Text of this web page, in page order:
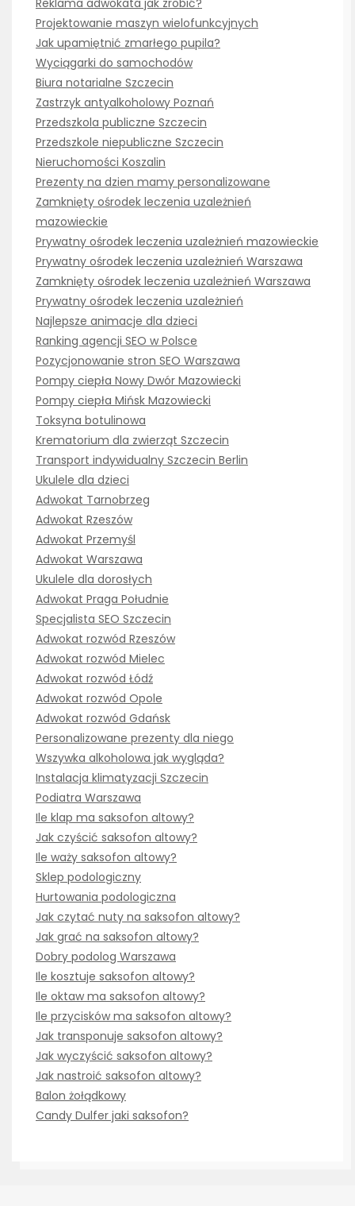
Reklama adwokata jak zrobić?
Projektowanie maszyn wielofunkcyjnych
Jak upamiętnić zmarłego pupila?
Wyciągarki do samochodów
Biura notarialne Szczecin
Zastrzyk antyalkoholowy Poznań
Przedszkola publiczne Szczecin
Przedszkole niepubliczne Szczecin
Nieruchomości Koszalin
Prezenty na dzien mamy personalizowane
Zamknięty ośrodek leczenia uzależnień
mazowieckie
Prywatny ośrodek leczenia uzależnień mazowieckie
Prywatny ośrodek leczenia uzależnień Warszawa
Zamknięty ośrodek leczenia uzależnień Warszawa
Prywatny ośrodek leczenia uzależnień
Najlepsze animacje dla dzieci
Ranking agencji SEO w Polsce
Pozycjonowanie stron SEO Warszawa
Pompy ciepła Nowy Dwór Mazowiecki
Pompy ciepła Mińsk Mazowiecki
Toksyna botulinowa
Krematorium dla zwierząt Szczecin
Transport indywidualny Szczecin Berlin
Ukulele dla dzieci
Adwokat Tarnobrzeg
Adwokat Rzeszów
Adwokat Przemyśl
Adwokat Warszawa
Ukulele dla dorosłych
Adwokat Praga Południe
Specjalista SEO Szczecin
Adwokat rozwód Rzeszów
Adwokat rozwód Mielec
Adwokat rozwód Łódź
Adwokat rozwód Opole
Adwokat rozwód Gdańsk
Personalizowane prezenty dla niego
Wszywka alkoholowa jak wygląda?
Instalacja klimatyzacji Szczecin
Podiatra Warszawa
Ile klap ma saksofon altowy?
Jak czyścić saksofon altowy?
Ile waży saksofon altowy?
Sklep podologiczny
Hurtowania podologiczna
Jak czytać nuty na saksofon altowy?
Jak grać na saksofon altowy?
Dobry podolog Warszawa
Ile kosztuje saksofon altowy?
Ile oktaw ma saksofon altowy?
Ile przycisków ma saksofon altowy?
Jak transponuje saksofon altowy?
Jak wyczyścić saksofon altowy?
Jak nastroić saksofon altowy?
Balon żołądkowy
Candy Dulfer jaki saksofon?